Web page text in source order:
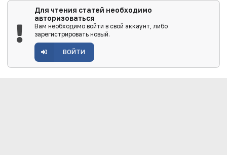
Для чтения статей необходимо
авторизоваться
Вам необходимо войти в свой аккаунт, либо
зарегистрировать новый.
ВОЙТИ